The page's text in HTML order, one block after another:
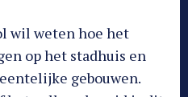
wil weten hoe het
op het stadhuis en
gebouwen.